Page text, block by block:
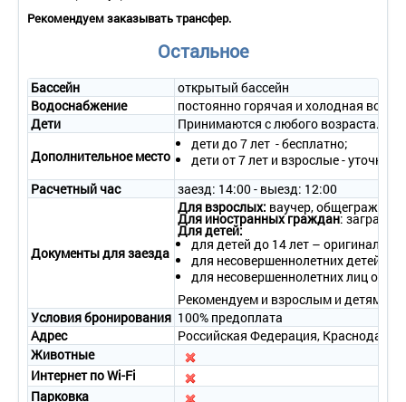
Площадь – 129 кв.м.
Мебель – 2-спальная кровать, две 1-спальные кровати,
кресла, комод.
Оборудование – телефон, телевизор со спутниковым
телевидением, мини-бар, сейф, кондиционер, утюг,
холодильник, кофемашина, электрочайник.
Покрытие пола – ламинат.
Санузел – ванна или душевая кабина, фен, халат, тапочки,
набор банных принадлежностей, комплект полотенец.
Wi-Fi.
- уборка номера – ежедневно;
- смена белья – 1 раз в 3 дня;
- смена полотенец – ежедневно.
4-местный 3-комнатный номер «Апартаменты»
Количество основных мест – 4.
Дополнительное место – 3 (доп. кровать).
Площадь – 184 кв.м.
Балкон – да.
Мебель – 2-спальные кровати, прикроватные тумбочки,
журнальный столик, мягкая мебель, стол на 4 персоны,
Рекомендуем заказывать трансфер.
Остальное
Бассейн
открытый бассейн
Водоснабжение
постоянно горячая и холодная вода
Дети
Принимаются с любого возраста.
Дополнительное место
дети до 7 лет - бесплатно;
дети от 7 лет и взрослые -
Расчетный час
заезд: 14:00 - выезд: 12:00
Документы для заезда
Для взрослых: ваучер,
Для иностранных граждан:
Для детей:
для детей до 14 лет – оригинал
для несовершеннолетних детей в
для несовершеннолетних лиц от
Рекомендуем и взрослым и детям
Условия бронирования 100% предоплата
Адрес
Российская Федерация,
Животные
Интернет по Wi-Fi
Парковка